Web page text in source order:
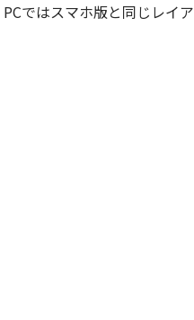
ではスマホ版と同じレイア